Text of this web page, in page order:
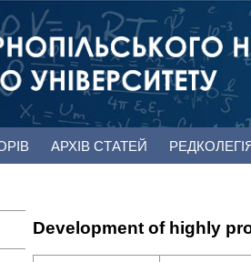
АРХІВ СТАТЕЙ
Development of highly